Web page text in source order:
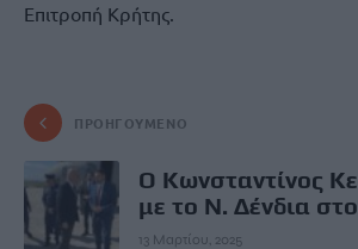
Επιτροπή Κρήτης.
ΠΡΟΗΓΟΎΜΕΝΟ
Ο Κωνσταντίνος
με το Ν. Δένδια
13 Μαρτίου, 2025